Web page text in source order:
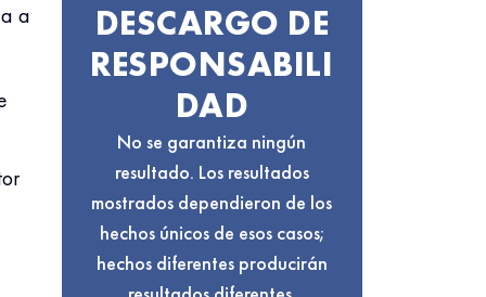
a
DESCARGO DE
RESPONSABILI
DAD
No se garantiza ningún
resultado. Los resultados
mostrados dependieron de los
hechos únicos de esos casos;
hechos diferentes producirán